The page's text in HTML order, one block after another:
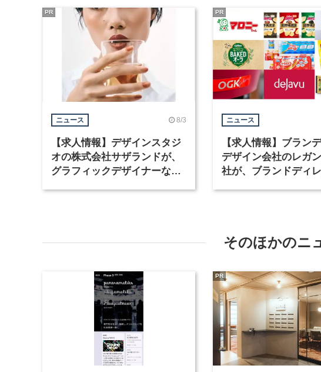
ニュース 8/3
【求人情報】デザインスタジ
オの株式会社サザランドが、
グラフィックデザイナーなど2
PR
ニュース
【求人情報】ブラン
デザイン会社のレガ
社が、ブランドディ
PR
そのほかのニ
PR